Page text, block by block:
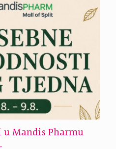
u Mandis Pharmu